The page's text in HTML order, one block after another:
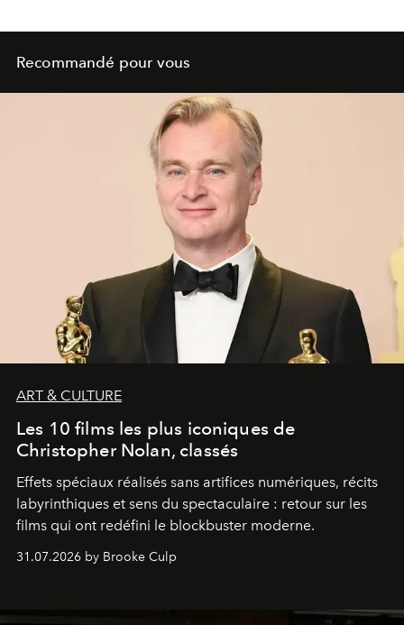
Recommandé pour vous
ART & CULTURE
Les 10 films les plus iconiques de
Christopher Nolan, classés
Effets spéciaux réalisés sans artifices numériques, récits
labyrinthiques et sens du spectaculaire : retour sur les
films qui ont redéfini le blockbuster moderne.
31.07.2026 by Brooke Culp